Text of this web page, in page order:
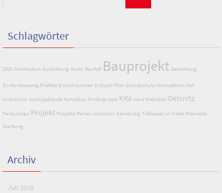
Schlagwörter
2026 Am-Stadion Ausbildung Azubi Bauhof Bauprojekt Bewerbung
Dorferneuerung Ellefeld Entschlämmen Erlbach Film Grundschule Himmelkron Hof
Investition Justizgebäude Kanalbau Kindergrippe Kita neue Webseite Oelsnitz
Parkumbau Projekt Projekte Rehau responsiv Sanierung Tiefbauer/in Video Webseite
Werbung
Archiv
Juli 2026